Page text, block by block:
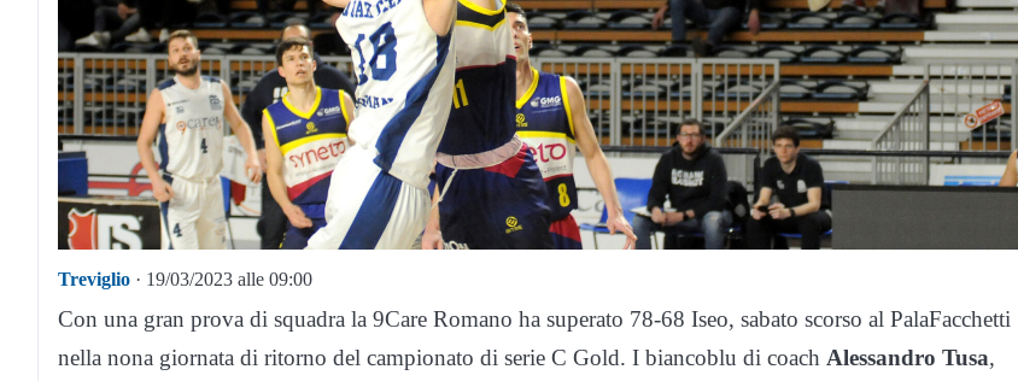
Treviglio · 19/03/2023 alle 09:00
Con una gran prova di squadra la 9Care Romano ha superato 78-68 Iseo, sabato scorso al PalaFacchetti
nella nona giornata di ritorno del campionato di serie C Gold. I biancoblu di coach Alessandro Tusa,